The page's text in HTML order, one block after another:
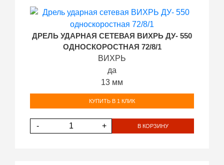
ДРЕЛЬ УДАРНАЯ СЕТЕВАЯ ВИХРЬ ДУ- 550
ОДНОСКОРОСТНАЯ 72/8/1
ВИХРЬ
да
13 мм
КУПИТЬ В 1 КЛИК
- + В КОРЗИНУ